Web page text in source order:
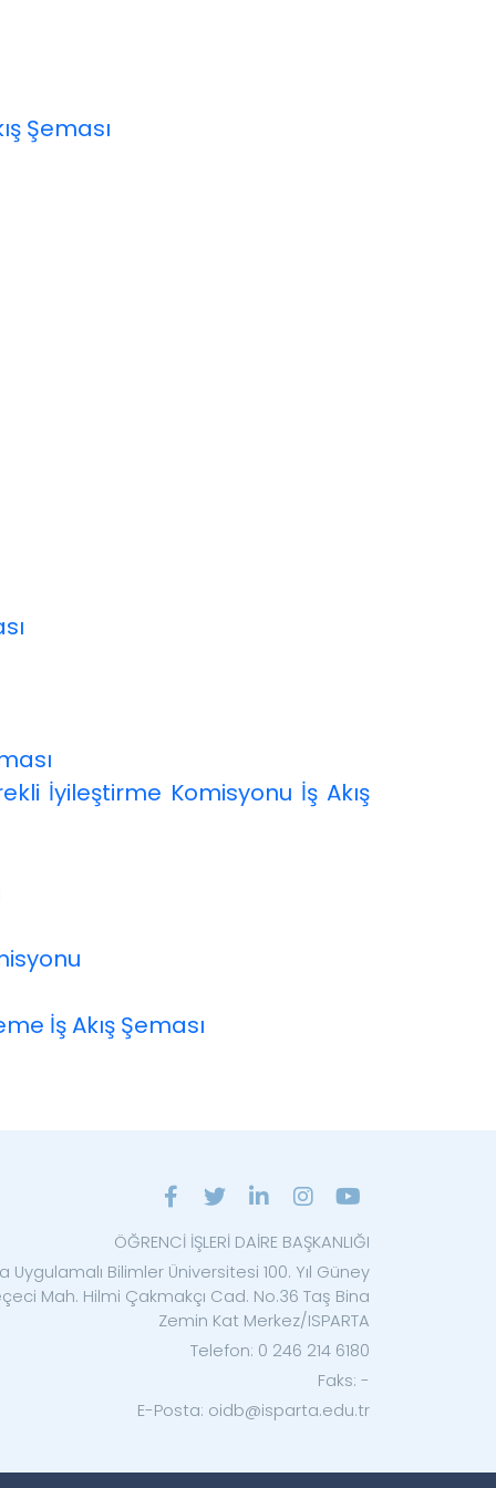
Şeması
İyileştirme Komisyonu İş Akış
İş Akış Şeması
ÖĞRENCİ İŞLERİ DAİRE BAŞKANLIĞI
Uygulamalı Bilimler Üniversitesi 100. Yıl Güney
Mah. Hilmi Çakmakçı Cad. No.36 Taş Bina
Zemin Kat Merkez/ISPARTA
Telefon: 0 246 214 6180
Faks: -
E-Posta: oidb@isparta.edu.tr